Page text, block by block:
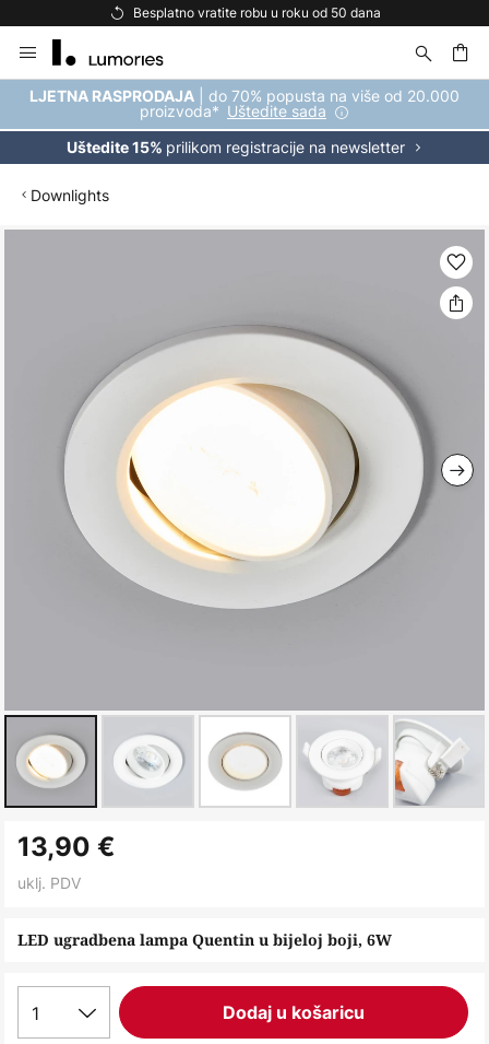
Besplatno vratite robu u roku od 50 dana
to
Content
LJETNA RASPRODAJA | do 70% popusta na više od 20.000
proizvoda* Uštedite sada
Uštedite 15% prilikom registracije na newsletter
Downlights
to
the
of
images
gallery
LED ugradbena lampa Quentin u bijeloj boji, 6W
13,90 €
uklj. PDV
1 Dodaj u košaricu